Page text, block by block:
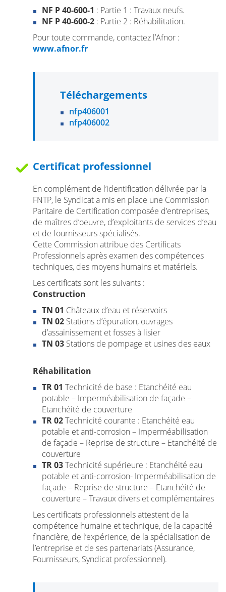
NF P 40-600-1 : Partie 1 : Travaux neufs.
NF P 40-600-2 : Partie 2 : Réhabilitation.
Pour toute commande, contactez l’Afnor :
www.afnor.fr
Téléchargements
nfp406001
nfp406002
Certificat professionnel
En complément de l’identification délivrée par la
FNTP, le Syndicat a mis en place une Commission
Paritaire de Certification composée d’entreprises,
de maîtres d’oeuvre, d’exploitants de services d’eau
et de fournisseurs spécialisés.
Cette Commission attribue des Certificats
Professionnels après examen des compétences
techniques, des moyens humains et matériels.
Les certificats sont les suivants :
Construction
TN 01 Châteaux d’eau et réservoirs
TN 02 Stations d’épuration, ouvrages
d’assainissement et fosses à lisier
TN 03 Stations de pompage et usines des eaux
Réhabilitation
TR 01 Technicité de base : Etanchéité eau
potable – Imperméabilisation de façade –
Etanchéité de couverture
TR 02Technicité courante : Etanchéité eau
potable et anti-corrosion – Imperméabilisation
de façade – Reprise de structure – Etanchéité de
couverture
TR 03Technicité supérieure : Etanchéité eau
potable et anti-corrosion- Imperméabilisation de
façade – Reprise de structure – Etanchéité de
couverture – Travaux divers et complémentaires
Les certificats professionnels attestent de la
compétence humaine et technique, de la capacité
financière, de l’expérience, de la spécialisation de
l’entreprise et de ses partenariats (Assurance,
Fournisseurs, Syndicat professionnel).